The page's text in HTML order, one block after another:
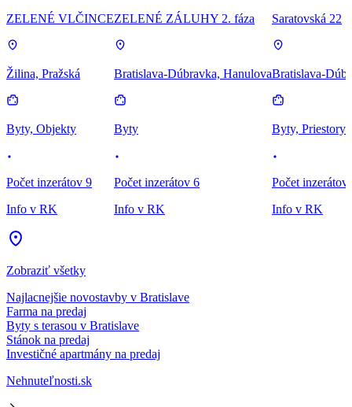
ZELENÉ VLČINCE
Žilina, Pražská
Byty, Objekty
Počet inzerátov 9
Info v RK
ZELENÉ ZÁLUHY 2. fáza
Bratislava-Dúbravka, Hanulova
Byty
Počet inzerátov 6
Info v RK
Saratovská 22
Bratislava-
Byty, Priestory
Počet inzerátov
Info v RK
Zobraziť všetky
Najlacnejšie novostavby v Bratislave
Farma na predaj
Byty s terasou v Bratislave
Stánok na predaj
Investičné apartmány na predaj
Nehnuteľnosti.sk